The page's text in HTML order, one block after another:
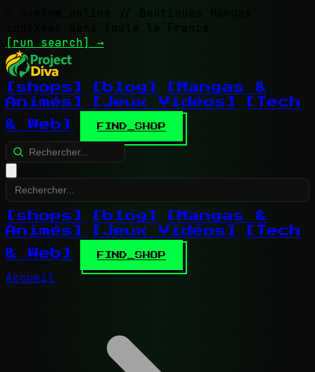
// Boutiques Mangas
indexées dans toute la France
[run search] →
[shops] [blog]
[Mangas &
Animés]
[Jeux Vidéos]
[Tech
& Web]
FIND_SHOP
[shops] [blog]
[Mangas &
Animés]
[Jeux Vidéos]
[Tech
& Web]
FIND_SHOP
Accueil